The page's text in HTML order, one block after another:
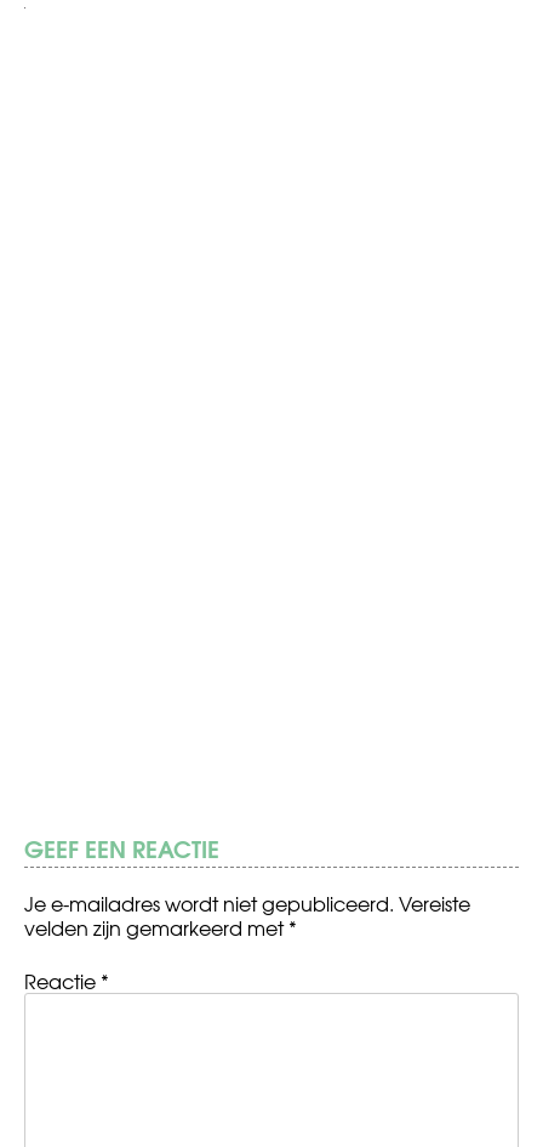
GEEF EEN REACTIE
Je e-mailadres wordt niet gepubliceerd. Vereiste
velden zijn gemarkeerd met*
Reactie *